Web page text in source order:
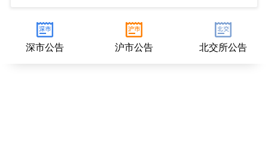
深市公告 沪市公告 北交所公告